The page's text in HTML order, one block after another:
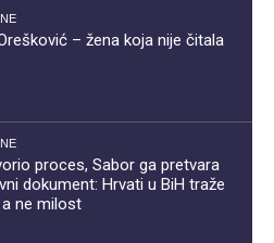
– žena koja nije čitala
proces, Sabor ga pretvara
dokument: Hrvati u BiH traže
a ne milost